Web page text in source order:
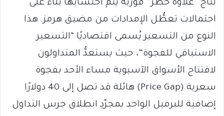
نتاج “علاوة خطر” فورية يتم احتسابها بناءً على
احتمالات تعطُّل الإمدادات من مضيق هرمز. هذا
النوع من التسعير يُسمى اقتصاديًا “التسعير
الاستباقي للفجوة”، حيث يستعدُّ المتداولون
لافتتاح الأسواق الآسيوية مساء الأحد بفجوة
سعرية (Price Gap) هائلة قد تصل إلى 40 دولارًا
إضافية للبرميل الواحد بمجرّدِ انطلاق جرس التداول.